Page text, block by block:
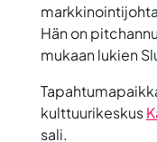
Hän on
mukaan lukien
kulttuurikeskus
sali.